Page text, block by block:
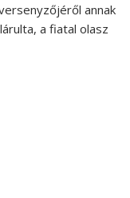
annak
a fiatal olasz